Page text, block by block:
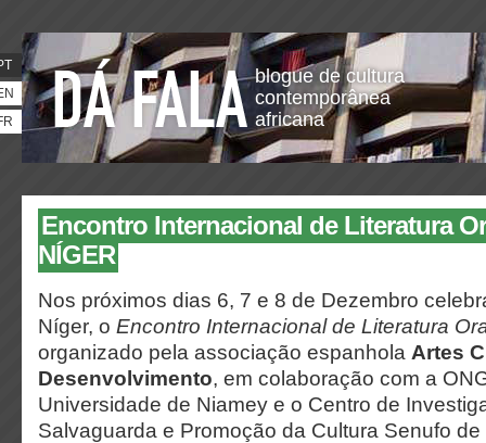
blogue de cultura
contemporânea
africana
Encontro Internacional de Literatura
NÍGER
Nos próximos dias 6, 7 e 8 de Dezembro
Níger, o Encontro Internacional de Literatura
organizado pela associação espanhola Artes
Desenvolvimento, em colaboração com a
Universidade de Niamey e o Centro de
Salvaguarda e Promoção da Cultura Senufo